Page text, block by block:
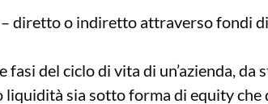
– diretto o indiretto attraverso fondi
del ciclo di vita di un’azienda, da
sia sotto forma di equity che